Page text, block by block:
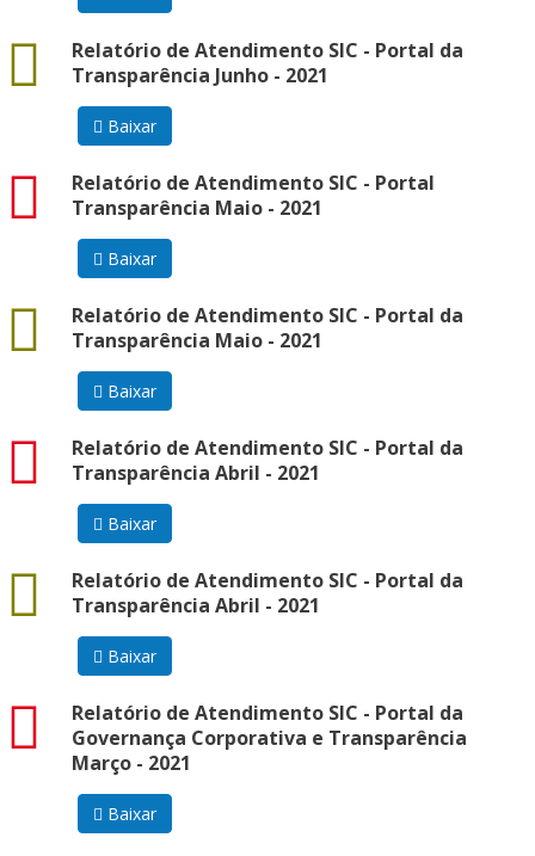
Relatório de Atendimento SIC - Portal da
Transparência Junho - 2021
docx
Baixar
Relatório de Atendimento SIC - Portal
Transparência Maio - 2021
pdf
Baixar
Relatório de Atendimento SIC - Portal da
Transparência Maio - 2021
docx
Baixar
Relatório de Atendimento SIC - Portal da
Transparência Abril - 2021
pdf
Baixar
Relatório de Atendimento SIC - Portal da
Transparência Abril - 2021
docx
Baixar
Relatório de Atendimento SIC - Portal da
Governança Corporativa e Transparência
Março - 2021
pdf
Baixar